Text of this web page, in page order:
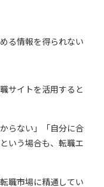
る情報を得られない
サイトを活用すると
らない」「自分に合
いう場合も、転職エ
職市場に精通してい